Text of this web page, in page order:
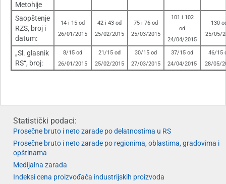
Metohije
Saopštenje
RZS, broj i
datum:
14 i 15 od
26/01/2015
42 i 43 od
25/02/2015
75 i 76 od
25/03/2015
101 i 102
od
24/04/2015
130
25/05/
„Sl. glasnik
RS“, broj:
8/15 od
26/01/2015
21/15 od
25/02/2015
30/15 od
27/03/2015
37/15 od
24/04/2015
46/15
28/05/
Statistički podaci:
Prosečne bruto i neto zarade po delatnostima u RS
Prosečne bruto i neto zarade po regionima, oblastima, gradovima i
opštinama
Medijalna zarada
Indeksi cena proizvođača industrijskih proizvoda